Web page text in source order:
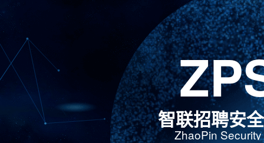
智联招聘安
ZhaoPin